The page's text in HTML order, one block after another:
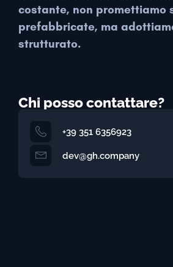
costante, non promettiamo
prefabbricate, ma
strutturato.
Chi posso contattare?
+39 351 6356923
dev@gh.company